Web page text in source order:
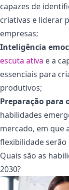
capazes de
criativas e liderar
empresas;
Inteligência
escuta ativa e a
essenciais para
produtivos;
Preparação para
habilidades
mercado, em que
flexibilidade serão
Quais são as
2030?